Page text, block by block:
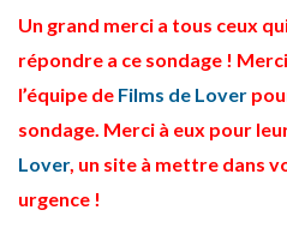
Un grand merci a tous ceux
répondre a ce sondage !
l’équipe de Films de Lover
sondage. Merci à eux pour
Lover, un site à mettre dans
urgence !